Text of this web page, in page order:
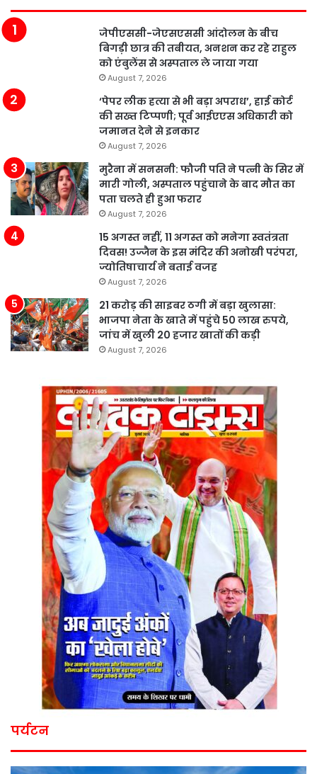
जेपीएससी-जेएसएससी आंदोलन के बीच
बिगड़ी छात्र की तबीयत, अनशन कर रहे राहुल
को एंबुलेंस से अस्पताल ले जाया गया
August 7, 2026
‘पेपर लीक हत्या से भी बड़ा अपराध’, हाई कोर्ट
की सख्त टिप्पणी; पूर्व आईएएस अधिकारी को
जमानत देने से इनकार
August 7, 2026
मुरैना में सनसनी: फौजी पति ने पत्नी के सिर में
मारी गोली, अस्पताल पहुंचाने के बाद मौत का
पता चलते ही हुआ फरार
August 7, 2026
15 अगस्त नहीं, 11 अगस्त को मनेगा स्वतंत्रता
दिवस! उज्जैन के इस मंदिर की अनोखी परंपरा,
ज्योतिषाचार्य ने बताई वजह
August 7, 2026
21 करोड़ की साइबर ठगी में बड़ा खुलासा:
भाजपा नेता के खाते में पहुंचे 50 लाख रुपये,
जांच में खुली 20 हजार खातों की कड़ी
August 7, 2026
पर्यटन